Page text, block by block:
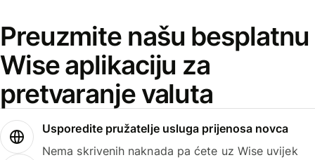
Preuzmite našu besplatnu
Wise aplikaciju za
pretvaranje valuta
Usporedite pružatelje usluga prijenosa novca
Nema skrivenih naknada pa ćete uz Wise uvijek